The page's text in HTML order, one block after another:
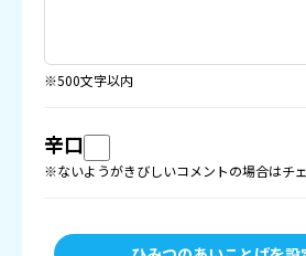
※500文字以内
辛口
※ないようがきびしいコメントの場合はチ